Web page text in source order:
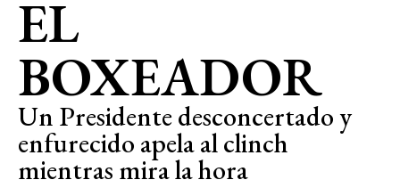
EL
BOXEADOR
Un Presidente desconcertado y
enfurecido apela al clinch
mientras mira la hora